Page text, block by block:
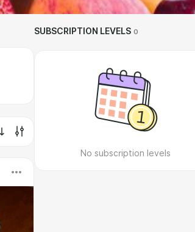
SUBSCRIPTION LEVELS 0
No subscription levels